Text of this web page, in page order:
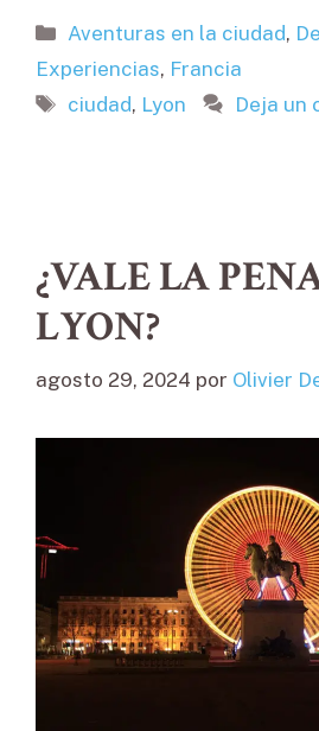
Categorías
Aventuras en la ciudad,
Experiencias, Francia
Etiquetas
ciudad, Lyon Deja un
¿VALE LA
LYON?
agosto 29, 2024 por Olivier